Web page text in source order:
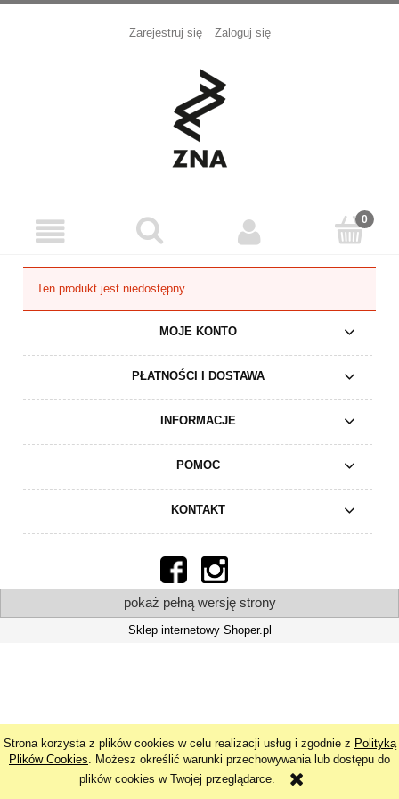
Strona korzysta z plików cookies w celu realizacji usług i zgodnie z Polityką
Plików Cookies. Możesz określić warunki przechowywania lub dostępu do
plików cookies w Twojej przeglądarce.
Zarejestruj się Zaloguj się
Ten produkt jest niedostępny.
MOJE KONTO
PŁATNOŚCI I DOSTAWA
INFORMACJE
POMOC
KONTAKT
pokaż pełną wersję strony
Sklep internetowy Shoper.pl